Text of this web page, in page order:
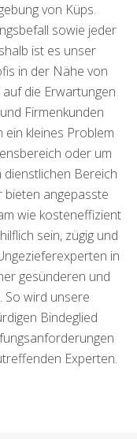
von Küps.
sowie jeder
ist es unser
in der Nähe von
die Erwartungen
Firmenkunden
ein kleines Problem
oder um
Bereich
angepasste
wie kosteneffizient
sein, zügig und
in
gesünderen und
So wird unsere
Bindeglied
Experten.